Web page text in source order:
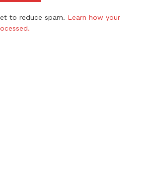
to reduce spam. Learn how your